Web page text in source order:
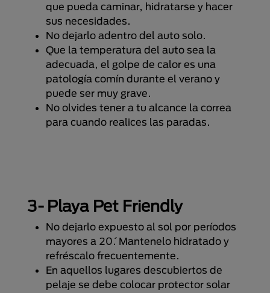
que pueda caminar, hidratarse y hacer
sus necesidades.
No dejarlo adentro del auto solo.
Que la temperatura del auto sea la
adecuada, el golpe de calor es una
patología comín durante el verano y
puede ser muy grave.
No olvides tener a tu alcance la correa
para cuando realices las paradas.
3- Playa Pet Friendly
No dejarlo expuesto al sol por períodos
mayores a 20´. Mantenelo hidratado y
refréscalo frecuentemente.
En aquellos lugares descubiertos de
pelaje se debe colocar protector solar